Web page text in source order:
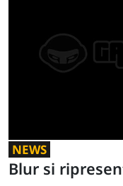
NEWS
Blur si